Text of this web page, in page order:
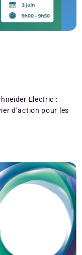
Electric :
d’action pour les